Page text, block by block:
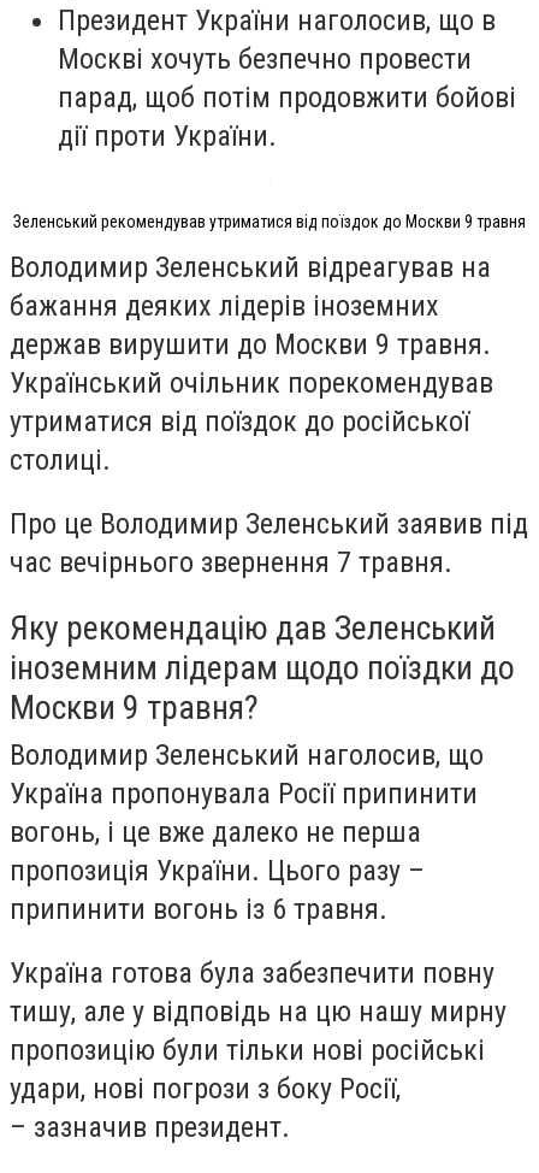
Президент України наголосив, що в
Москві хочуть безпечно провести
парад, щоб потім продовжити бойові
дії проти України.
Зеленський рекомендував утриматися від поїздок до Москви 9 травня
Володимир Зеленський відреагував на
бажання деяких лідерів іноземних
держав вирушити до Москви 9 травня.
Український очільник порекомендував
утриматися від поїздок до російської
столиці.
Про це Володимир Зеленський заявив під
час вечірнього звернення 7 травня.
Яку рекомендацію дав Зеленський
іноземним лідерам щодо поїздки до
Москви 9 травня?
Володимир Зеленський наголосив, що
Україна пропонувала Росії припинити
вогонь, і це вже далеко не перша
пропозиція України. Цього разу –
припинити вогонь із 6 травня.
Україна готова була забезпечити повну
тишу, але у відповідь на цю нашу мирну
пропозицію були тільки нові російські
удари, нові погрози з боку Росії,
– зазначив президент.